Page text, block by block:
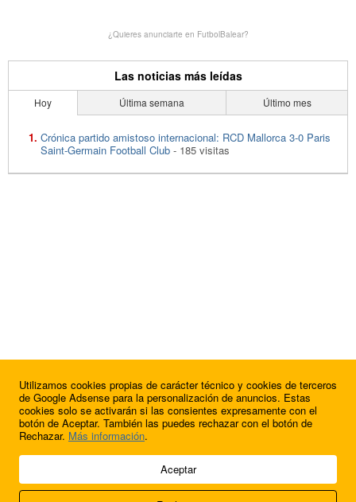
¿Quieres anunciarte en FutbolBalear?
Las noticias más leídas
Hoy Última semana Último mes
Crónica partido amistoso internacional: RCD Mallorca 3-0 Paris
Saint-Germain Football Club - 185 visitas
© 2009 - 2026 Soluciones Corporativas IP, SL.
Utilizamos cookies propias de carácter técnico y cookies de terceros
de Google Adsense para la personalización de anuncios. Estas
cookies solo se activarán si las consientes expresamente con el
botón de Aceptar. También las puedes rechazar con el botón de
Rechazar. Más información.
Aceptar